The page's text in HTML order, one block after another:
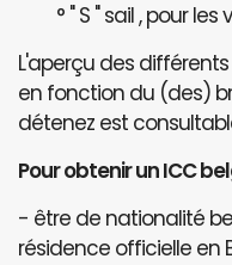
° " S " sail , pour les
L'aperçu des
en fonction du (des)
détenez est
Pour obtenir un ICC
- être de nationalité
résidence officielle en